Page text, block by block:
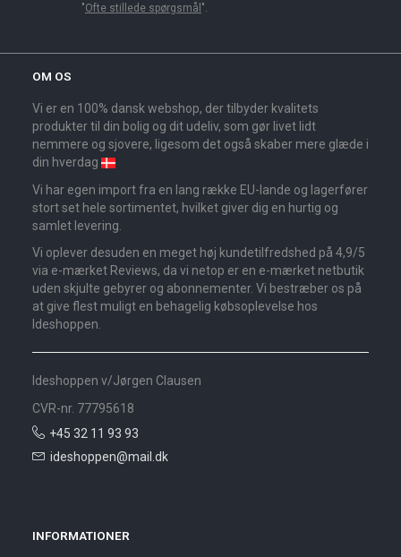
"Ofte stillede spørgsmål ".
OM OS
Vi er en 100% dansk webshop, der tilbyder kvalitets
produkter til din bolig og dit udeliv, som gør livet lidt
nemmere og sjovere, ligesom det også skaber mere glæde i
din hverdag
Vi har egen import fra en lang række EU-lande og lagerfører
stort set hele sortimentet, hvilket giver dig en hurtig og
samlet levering.
Vi oplever desuden en meget høj kundetilfredshed på 4,9/5
via e-mærket Reviews, da vi netop er en e-mærket netbutik
uden skjulte gebyrer og abonnementer. Vi bestræber os på
at give flest muligt en behagelig købsoplevelse hos
Ideshoppen.
Ideshoppen v/Jørgen Clausen
CVR-nr. 77795618
+45 32 11 93 93
ideshoppen@mail.dk
INFORMATIONER